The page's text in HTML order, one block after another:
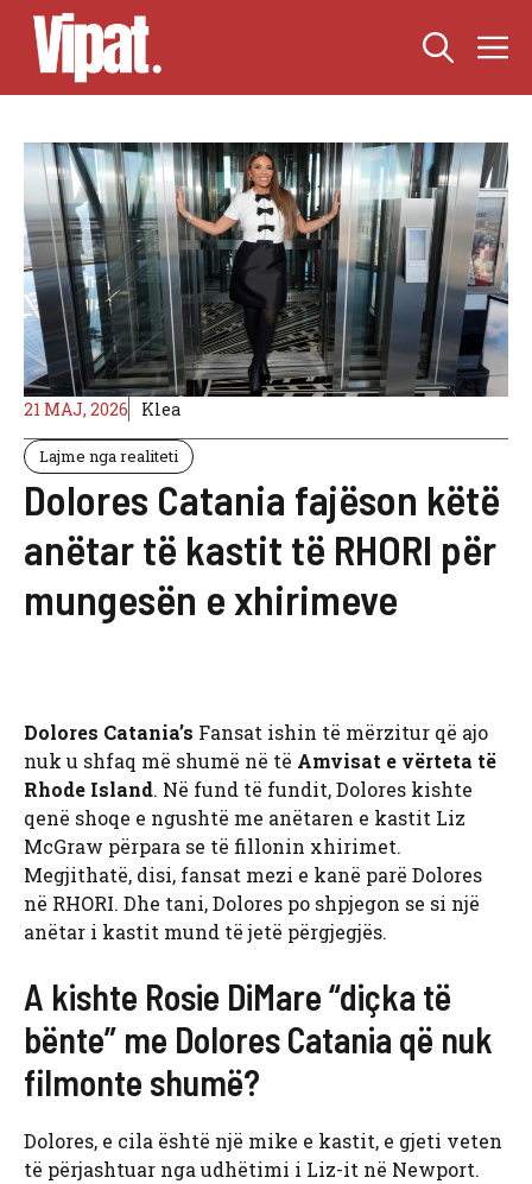
Skip
content
21 MAJ, 2026 Klea
Lajme nga realiteti
Dolores Catania fajëson këtë
anëtar të kastit të RHORI për
mungesën e xhirimeve
Dolores Catania’s Fansat ishin të mërzitur që ajo
nuk u shfaq më shumë në të Amvisat e vërteta të
Rhode Island. Në fund të fundit, Dolores kishte
qenë shoqe e ngushtë me anëtaren e kastit Liz
McGraw përpara se të fillonin xhirimet.
Megjithatë, disi, fansat mezi e kanë parë Dolores
në RHORI. Dhe tani, Dolores po shpjegon se si një
anëtar i kastit mund të jetë përgjegjës.
A kishte Rosie DiMare “diçka të
bënte” me Dolores Catania që nuk
filmonte shumë?
Dolores, e cila është një mike e kastit, e gjeti veten
të përjashtuar nga udhëtimi i Liz-it në Newport.